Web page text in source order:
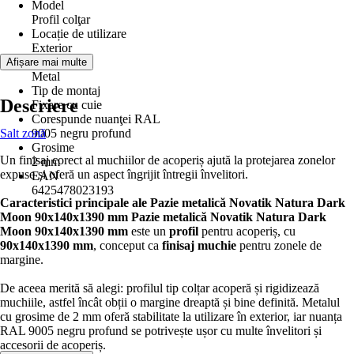
Model
Profil colţar
Locație de utilizare
Exterior
Material
Metal
Tip de montaj
Fixare cu cuie
Corespunde nuanţei RAL
9005 negru profund
Grosime
2 mm
EAN
6425478023193
Afișare mai multe
Descriere
Salt zonă
Un finisaj corect al muchiilor de acoperiș ajută la protejarea zonelor
expuse și oferă un aspect îngrijit întregii învelitori.
Caracteristici principale ale Pazie metalică Novatik Natura Dark
Moon 90x140x1390 mm Pazie metalică Novatik Natura Dark
Moon 90x140x1390 mm este un profil pentru acoperiș, cu
90x140x1390 mm, conceput ca finisaj muchie pentru zonele de
margine.
De aceea merită să alegi: profilul tip colțar acoperă și rigidizează
muchiile, astfel încât obții o margine dreaptă și bine definită. Metalul
cu grosime de 2 mm oferă stabilitate la utilizare în exterior, iar nuanța
RAL 9005 negru profund se potrivește ușor cu multe învelitori și
accesorii de acoperiș.